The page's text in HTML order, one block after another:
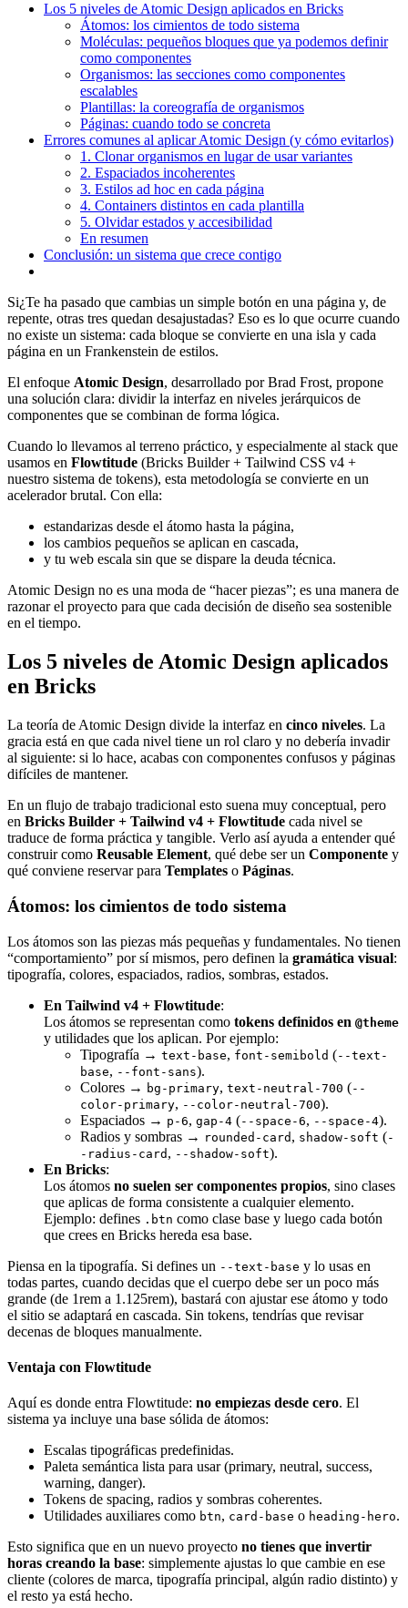
Los 5 niveles de Atomic Design aplicados en Bricks
Átomos: los cimientos de todo sistema
Moléculas: pequeños bloques que ya podemos definir
como componentes
Organismos: las secciones como componentes
escalables
Plantillas: la coreografía de organismos
Páginas: cuando todo se concreta
Errores comunes al aplicar Atomic Design (y cómo evitarlos)
1. Clonar organismos en lugar de usar variantes
2. Espaciados incoherentes
3. Estilos ad hoc en cada página
4. Containers distintos en cada plantilla
5. Olvidar estados y accesibilidad
En resumen
Conclusión: un sistema que crece contigo
Si¿Te ha pasado que cambias un simple botón en una página y, de
repente, otras tres quedan desajustadas? Eso es lo que ocurre cuando
no existe un sistema: cada bloque se convierte en una isla y cada
página en un Frankenstein de estilos.
El enfoque Atomic Design, desarrollado por Brad Frost, propone
una solución clara: dividir la interfaz en niveles jerárquicos de
componentes que se combinan de forma lógica.
Cuando lo llevamos al terreno práctico, y especialmente al stack que
usamos en Flowtitude (Bricks Builder + Tailwind CSS v4 +
nuestro sistema de tokens), esta metodología se convierte en un
acelerador brutal. Con ella:
estandarizas desde el átomo hasta la página,
los cambios pequeños se aplican en cascada,
y tu web escala sin que se dispare la deuda técnica.
Atomic Design no es una moda de “hacer piezas”; es una manera de
razonar el proyecto para que cada decisión de diseño sea sostenible
en el tiempo.
Los 5 niveles de Atomic Design aplicados
en Bricks
La teoría de Atomic Design divide la interfaz en cinco niveles. La
gracia está en que cada nivel tiene un rol claro y no debería invadir
al siguiente: si lo hace, acabas con componentes confusos y páginas
difíciles de mantener.
En un flujo de trabajo tradicional esto suena muy conceptual, pero
en Bricks Builder + Tailwind v4 + Flowtitude cada nivel se
traduce de forma práctica y tangible. Verlo así ayuda a entender qué
construir como Reusable Element, qué debe ser un Componente y
qué conviene reservar para Templates o Páginas.
Átomos: los cimientos de todo sistema
Los átomos son las piezas más pequeñas y fundamentales. No tienen
“comportamiento” por sí mismos, pero definen la gramática visual:
tipografía, colores, espaciados, radios, sombras, estados.
En Tailwind v4 + Flowtitude:
Los átomos se representan como tokens definidos en @theme
y utilidades que los aplican. Por ejemplo:
Tipografía → text-base, font-semibold (--text-
base, --font-sans).
Colores → bg-primary, text-neutral-700 (--
color-primary, --color-neutral-700).
Espaciados → p-6, gap-4 (--space-6, --space-4).
Radios y sombras → rounded-card , shadow-soft (-
-radius-card , --shadow-soft).
En Bricks:
Los átomos no suelen ser componentes propios, sino clases
que aplicas de forma consistente a cualquier elemento.
Ejemplo: defines .btn como clase base y luego cada botón
que crees en Bricks hereda esa base.
Piensa en la tipografía. Si defines un --text-base y lo usas en
todas partes, cuando decidas que el cuerpo debe ser un poco más
grande (de 1rem a 1.125rem), bastará con ajustar ese átomo y todo
el sitio se adaptará en cascada. Sin tokens, tendrías que revisar
decenas de bloques manualmente.
Ventaja con Flowtitude
Aquí es donde entra Flowtitude: no empiezas desde cero. El
sistema ya incluye una base sólida de átomos:
Escalas tipográficas predefinidas.
Paleta semántica lista para usar (primary, neutral, success,
warning, danger).
Tokens de spacing, radios y sombras coherentes.
Utilidades auxiliares como btn, card-base o heading-hero.
Esto significa que en un nuevo proyecto no tienes que invertir
horas creando la base: simplemente ajustas lo que cambie en ese
cliente (colores de marca, tipografía principal, algún radio distinto) y
el resto ya está hecho.